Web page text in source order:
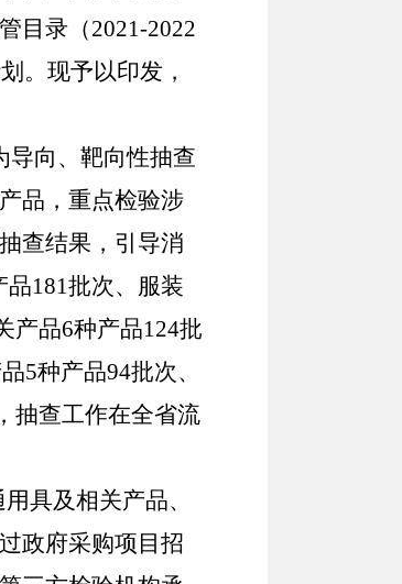
目录（2021-2022
。现予以印发，
导向、靶向性抽查
品，重点检验涉
查结果，引导消
181批次、 服装
产品6种产品124批
5种产品94批次、
抽查工作在全省流
用具及相关产品、
政府采购项目招